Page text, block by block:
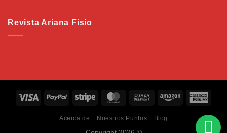
Revista Ariana Fisio
Acerca de Nuestros Puntos Blog